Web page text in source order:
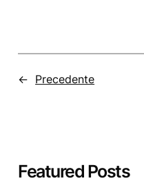
← Precedente
Featured Posts